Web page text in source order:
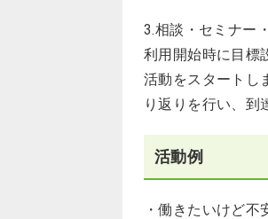
3.相談・セミナー
利用開始時に目標
活動をスタートし
り返りを行い、到
活動例
・働きたいけど